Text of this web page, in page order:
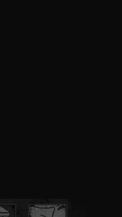
rom. vígj.), FEM3 |
filmdráma), CINEMAX 2 |
(francia dráma), CINEMAX
tudnál érte (szín.-ff., am.
(angol-írfilmdráma),
(angol thriller), RTL KLUB
(am. dráma), HBO |